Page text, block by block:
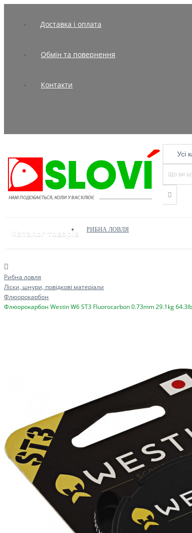
Доставка і оплата
Обмін та повернення
Контакти
Усі
Каталог товарів РИБНА ЛОВЛЯ
ЧОВНИ ТА МОТОРИ
Рибна ловля
Ліски, шнури, повідкові матеріали
Флюорокарбон
Флюорокарбон Westin W6 ST3 Fluorocarbon 0.73mm 29.1kg